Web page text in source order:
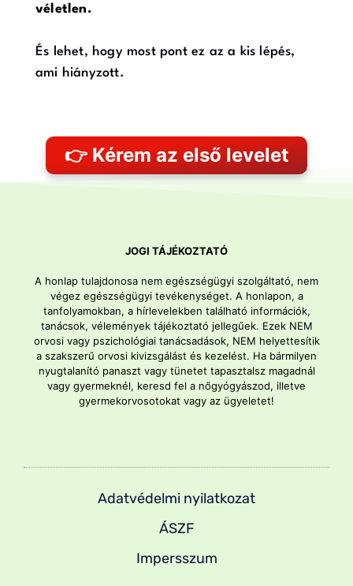
véletlen.
És lehet, hogy most pont ez az a kis lépés,
ami hiányzott.
👉 Kérem az első levelet
JOGI TÁJÉKOZTATÓ
A honlap tulajdonosa nem egészségügyi szolgáltató, nem
végez egészségügyi tevékenységet. A honlapon, a
tanfolyamokban, a hírlevelekben található információk,
tanácsok, vélemények tájékoztató jellegűek. Ezek NEM
orvosi vagy pszichológiai tanácsadások, NEM helyettesítik
a szakszerű orvosi kivizsgálást és kezelést. Ha bármilyen
nyugtalanító panaszt vagy tünetet tapasztalsz magadnál
vagy gyermeknél, keresd fel a nőgyógyászod, illetve
gyermekorvosotokat vagy az ügyeletet!
Adatvédelmi nyilatkozat
ÁSZF
Impersszum